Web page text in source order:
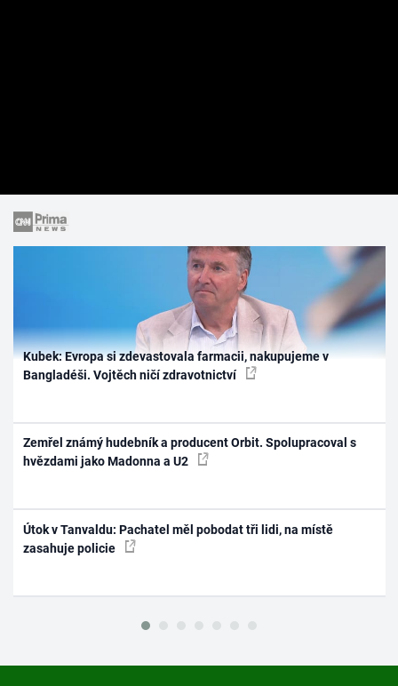
Kubek: Evropa si zdevastovala farmacii, nakupujeme v
Bangladéši. Vojtěch ničí zdravotnictví
Zemřel známý hudebník a producent Orbit. Spolupracoval s
hvězdami jako Madonna a U2
Útok v Tanvaldu: Pachatel měl pobodat tři lidi, na místě
zasahuje policie